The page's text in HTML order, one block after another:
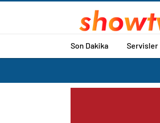
Son Dakika Servisler